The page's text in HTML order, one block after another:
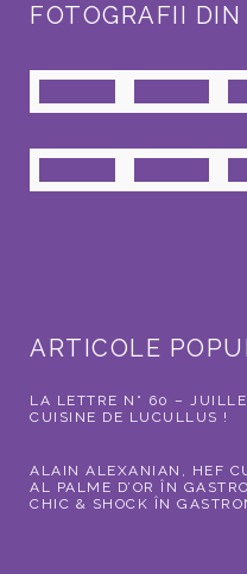
FOTOGRAFII
ARTICOLE
LA LETTRE N° 60 –
CUISINE DE LUCULLUS !
ALAIN ALEXANIAN, HEF
AL PALME D’OR ÎN
CHIC & SHOCK ÎN